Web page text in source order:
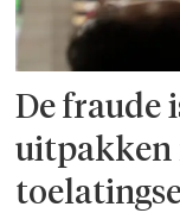
De fraude
uitpakken